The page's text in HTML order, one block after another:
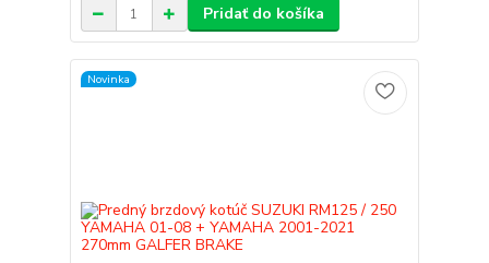
Pridať do košíka
Novinka